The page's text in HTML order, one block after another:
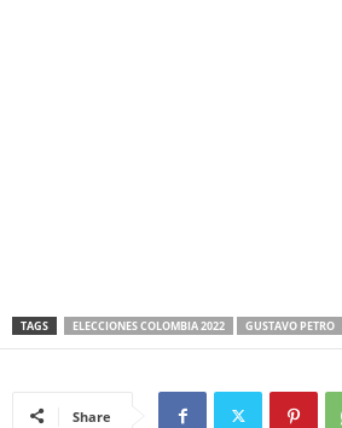
TAGS ELECCIONES COLOMBIA 2022 GUSTAVO PETRO
Share